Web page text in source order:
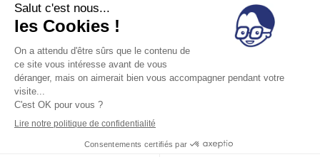
WATERLOO
WAVER
Over ons Verkoopvoorwaarde